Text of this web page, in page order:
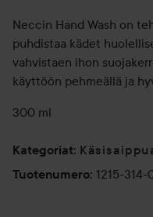
Neccin Hand Wash on
puhdistaa kädet
vahvistaen ihon
käyttöön pehmeällä ja
300 ml
Kategoriat:
Tuotenumero: 1215-